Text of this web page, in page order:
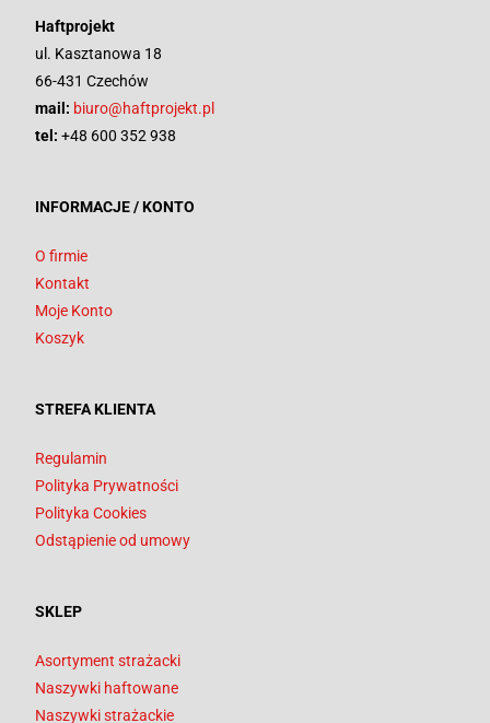
Haftprojekt
ul. Kasztanowa 18
66-431 Czechów
mail: biuro@haftprojekt.pl
tel: +48 600 352 938
INFORMACJE / KONTO
O firmie
Kontakt
Moje Konto
Koszyk
STREFA KLIENTA
Regulamin
Polityka Prywatności
Polityka Cookies
Odstąpienie od umowy
SKLEP
Asortyment strażacki
Naszywki haftowane
Naszywki strażackie